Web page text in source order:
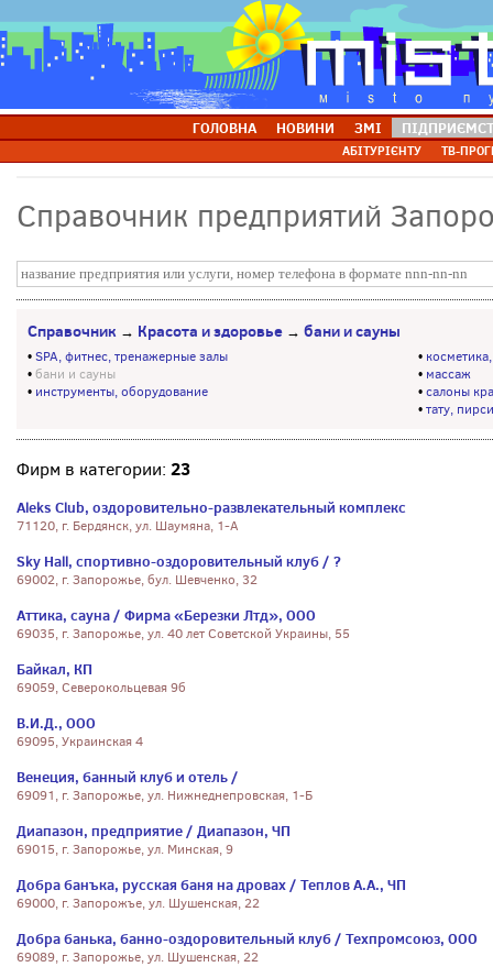
ГОЛОВНА НОВИНИ ЗМІ
АБІТУРІЄНТУ ТВ-
Справочник предприятий
Справочник → Красота и здоровье → бани и сауны
•SPA, фитнес, тренажерные залы
•бани и сауны
• инструменты, оборудование
•
• массаж
•салоны
•тату,
Фирм в категории: 23
Aleks Club, оздоровительно-развлекательный комплекс
71120, г. Бердянск, ул. Шаумяна, 1-А
Sky Hall, спортивно-оздоровительный клуб / ?
69002, г. Запорожье, бул. Шевченко, 32
Аттика, сауна / Фирма «Березки Лтд», ООО
69035, г. Запорожье, ул. 40 лет Советской Украины, 55
Байкал, КП
69059, Северокольцевая 9б
В.И.Д., ООО
69095, Украинская 4
Венеция, банный клуб и отель /
69091, г. Запорожье, ул. Нижнеднепровская, 1-Б
Диапазон, предприятие / Диапазон, ЧП
69015, г. Запорожье, ул. Минская, 9
Добра банъка, русская баня на дровах / Теплов А.А., ЧП
69000, г. Запорожъе, ул. Шушенская, 22
Добра банька, банно-оздоровительный клуб / Техпромсоюз, ООО
69089, г. Запорожье, ул. Шушенская, 22